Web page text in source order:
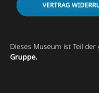
Dieses Museum ist Teil der
Gruppe.